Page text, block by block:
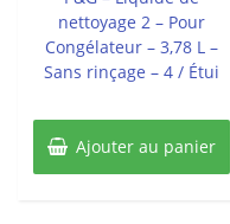
nettoyage 2 – Pour
Congélateur – 3,78 L –
Sans rinçage – 4 / Étui
Ajouter au panier